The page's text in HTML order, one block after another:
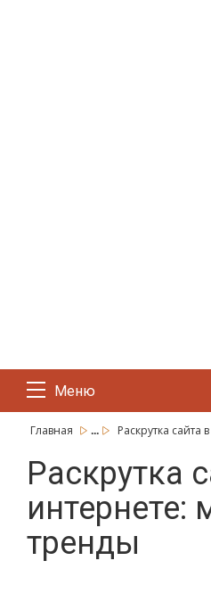
Меню
Главная ... Раскрутка сайта
Раскрутка
интернете:
тренды